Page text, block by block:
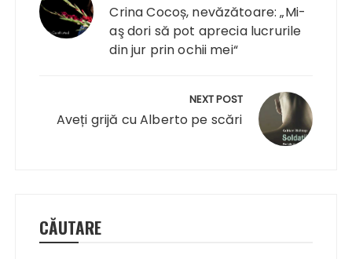
articole
Crina Cocoș, nevăzătoare: „Mi-
aş dori să pot aprecia lucrurile
din jur prin ochii mei“
NEXT POST
Aveți grijă cu Alberto pe scări
CĂUTARE